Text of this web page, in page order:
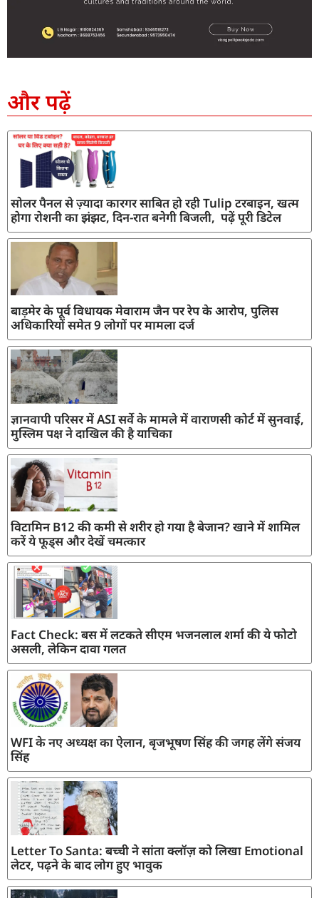
और पढ़ें
सोलर पैनल से ज़्यादा कारगर साबित हो रही Tulip टरबाइन, खत्म
होगा रोशनी का झंझट, दिन-रात बनेगी बिजली, पढ़ें पूरी डिटेल
बाड़मेर के पूर्व विधायक मेवाराम जैन पर रेप के आरोप, पुलिस
अधिकारियों समेत 9 लोगों पर मामला दर्ज
ज्ञानवापी परिसर में ASI सर्वे के मामले में वाराणसी कोर्ट में सुनवाई,
मुस्लिम पक्ष ने दाखिल की है याचिका
विटामिन B12 की कमी से शरीर हो गया है बेजान? खाने में शामिल
करें ये फूड्स और देखें चमत्कार
Fact Check: बस में लटकते सीएम भजनलाल शर्मा की ये फोटो
असली, लेकिन दावा गलत
WFI के नए अध्यक्ष का ऐलान, बृजभूषण सिंह की जगह लेंगे संजय
सिंह
Letter To Santa: बच्ची ने सांता क्लॉज़ को लिखा Emotional
लेटर, पढ़ने के बाद लोग हुए भावुक